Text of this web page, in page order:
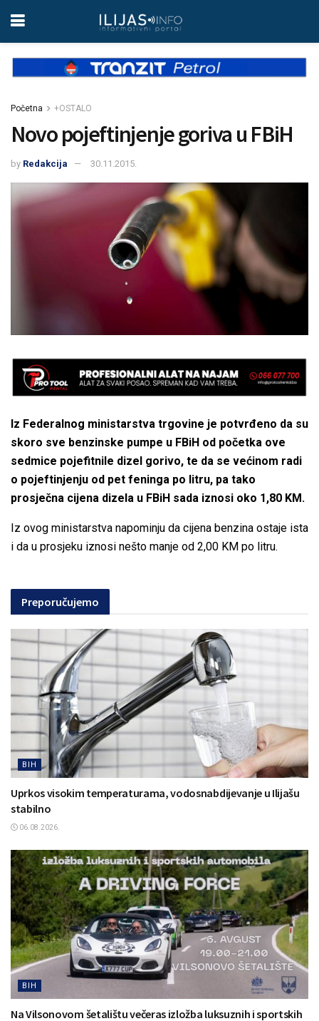
Početna +OSTALO
Novo pojeftinjenje goriva u FBiH
by Redakcija 30.11.2015.
Iz Federalnog ministarstva trgovine je potvrđeno da su
skoro sve benzinske pumpe u FBiH od početka ove
sedmice pojefitnile dizel gorivo, te da se većinom radi
o pojeftinjenju od pet feninga po litru, pa tako
prosječna cijena dizela u FBiH sada iznosi oko 1,80 KM.
Iz ovog ministarstva napominju da cijena benzina ostaje ista
i da u prosjeku iznosi nešto manje od 2,00 KM po litru.
Preporučujemo
BIH
Uprkos visokim temperaturama, vodosnabdijevanje u Ilijašu
stabilno
06.08.2026.
BIH
Na Vilsonovom šetalištu večeras izložba luksuznih i sportskih